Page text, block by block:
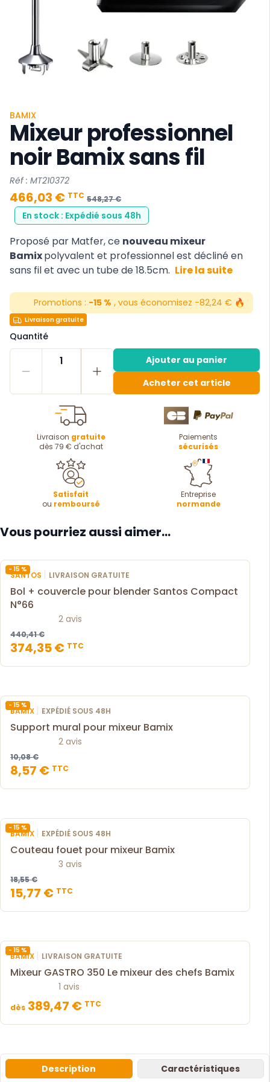
BAMIX
Mixeur professionnel
noir Bamix sans fil
Réf : MT210372
466,03 € TTC 548,27 €
En stock : Expédié sous 48h
Proposé par Matfer, ce nouveau mixeur
Bamixpolyvalent et professionnel est décliné en
sans fil et avec un tube de 18.5cm. Lire la suite
Promotions : -15 % , vous économisez -82,24 € 🔥
Livraison gratuite
Quantité
1
Ajouter au panier
Acheter cet article
Livraison gratuite
dès 79 € d'achat
Paiements
sécurisés
Satisfait
ou remboursé
Entreprise
normande
Vous pourriez aussi aimer...
- 15 %
SANTOS | LIVRAISON GRATUITE
Bol + couvercle pour blender Santos Compact
N°66
2 avis
440,41 €
374,35 € TTC
- 15 %
BAMIX | EXPÉDIÉ SOUS 48H
Support mural pour mixeur Bamix
2 avis
10,08 €
8,57 € TTC
- 15 %
BAMIX | EXPÉDIÉ SOUS 48H
Couteau fouet pour mixeur Bamix
3 avis
18,55 €
15,77 € TTC
- 15 %
BAMIX | LIVRAISON GRATUITE
Mixeur GASTRO 350 Le mixeur des chefs Bamix
1 avis
dès 389,47 € TTC
Description Caractéristiques